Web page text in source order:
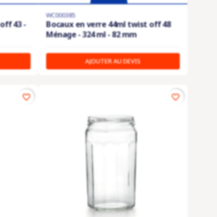
43 -
WC000385
Bocaux en verre 44ml twist off 48
Ménage - 324 ml - 82 mm
AJOUTER AU DEVIS
favorite_border favorite_border